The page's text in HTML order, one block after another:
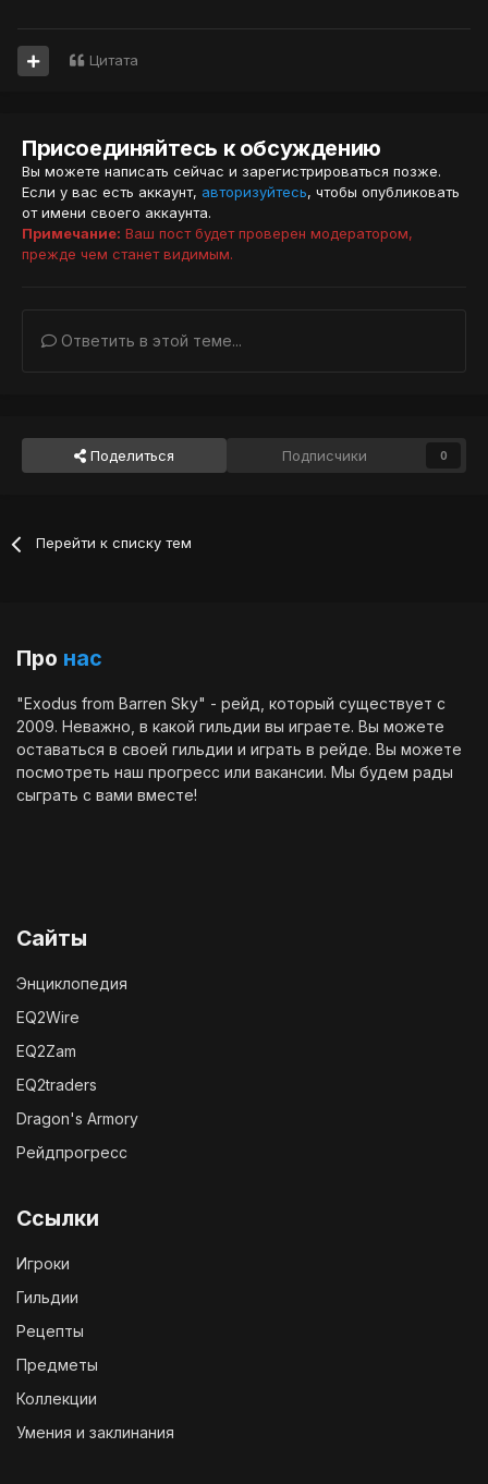
Цитата
Присоединяйтесь к обсуждению
Вы можете написать сейчас и зарегистрироваться позже.
Если у вас есть аккаунт, авторизуйтесь, чтобы опубликовать
от имени своего аккаунта.
Примечание: Ваш пост будет проверен модератором,
прежде чем станет видимым.
Ответить в этой теме...
Поделиться Подписчики 0
Перейти к списку тем
Про нас
"Exodus from Barren Sky" - рейд, который существует с
2009. Неважно, в какой гильдии вы играете. Вы можете
оставаться в своей гильдии и играть в рейде. Вы можете
посмотреть наш прогресс или вакансии. Мы будем рады
сыграть с вами вместе!
Сайты
Энциклопедия
EQ2Wire
EQ2Zam
EQ2traders
Dragon's Armory
Рейдпрогресс
Ссылки
Игроки
Гильдии
Рецепты
Предметы
Коллекции
Умения и заклинания